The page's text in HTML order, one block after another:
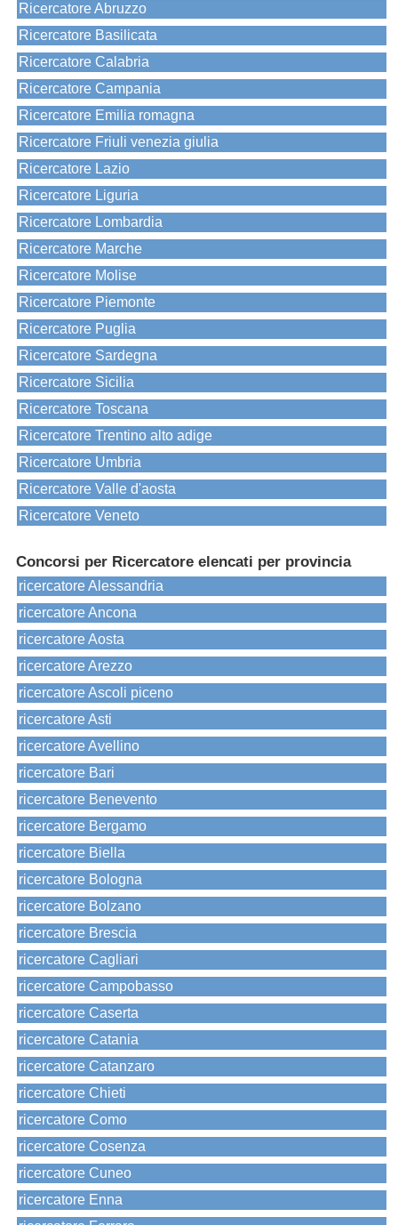
Ricercatore Abruzzo
Ricercatore Basilicata
Ricercatore Calabria
Ricercatore Campania
Ricercatore Emilia romagna
Ricercatore Friuli venezia giulia
Ricercatore Lazio
Ricercatore Liguria
Ricercatore Lombardia
Ricercatore Marche
Ricercatore Molise
Ricercatore Piemonte
Ricercatore Puglia
Ricercatore Sardegna
Ricercatore Sicilia
Ricercatore Toscana
Ricercatore Trentino alto adige
Ricercatore Umbria
Ricercatore Valle d'aosta
Ricercatore Veneto
Concorsi per Ricercatore elencati per provincia
ricercatore Alessandria
ricercatore Ancona
ricercatore Aosta
ricercatore Arezzo
ricercatore Ascoli piceno
ricercatore Asti
ricercatore Avellino
ricercatore Bari
ricercatore Benevento
ricercatore Bergamo
ricercatore Biella
ricercatore Bologna
ricercatore Bolzano
ricercatore Brescia
ricercatore Cagliari
ricercatore Campobasso
ricercatore Caserta
ricercatore Catania
ricercatore Catanzaro
ricercatore Chieti
ricercatore Como
ricercatore Cosenza
ricercatore Cuneo
ricercatore Enna